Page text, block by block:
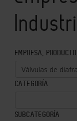
EMPRESA,
CATEGORÍA
SUBCATEGORÍA